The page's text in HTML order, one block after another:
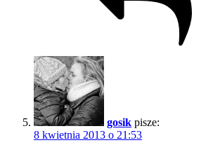
gosik pisze:
8 kwietnia 2013 o 21:53